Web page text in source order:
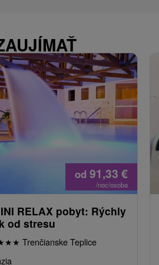
od 91,33€
/noc/osoba
RELAX pobyt: Rýchly
od stresu
★★ Trenčianske Teplice